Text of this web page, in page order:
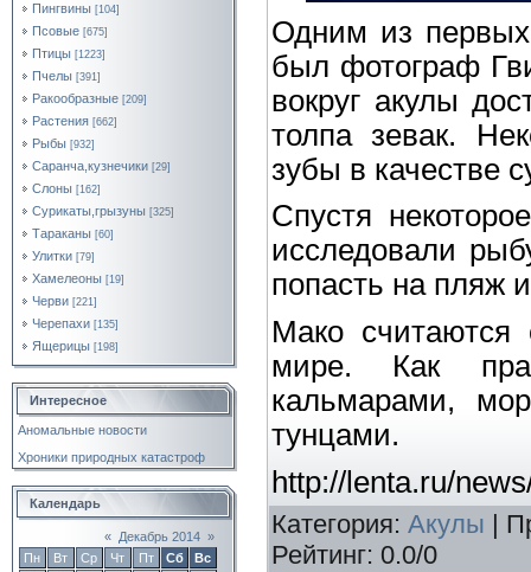
Пингвины [104]
Псовые [675]
Птицы [1223]
Пчелы [391]
Ракообразные [209]
Растения [662]
Рыбы [932]
Саранча,кузнечики [29]
Слоны [162]
Сурикаты,грызуны [325]
Тараканы [60]
Улитки [79]
Хамелеоны [19]
Черви [221]
Черепахи [135]
Ящерицы [198]
Интересное
Аномальные новости
Хроники природных катастроф
Календарь
« Декабрь 2014 »
Пн
Вт Ср Чт Пт Сб
Вс
Одним из
был фотограф
вокруг акулы
толпа зевак.
зубы в качестве
Спустя
исследовали
попасть на пляж
Мако
мире. Как
кальмарами,
тунцами.
http://lenta.ru/
Категория: Акулы
Рейтинг: 0.0/0